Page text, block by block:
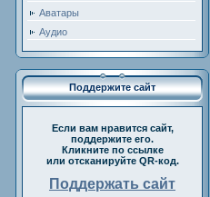
Аватары
Аудио
Поддержите сайт
Если вам нравится сайт,
поддержите его.
Кликните по ссылке
или отсканируйте QR-код.
Поддержать сайт